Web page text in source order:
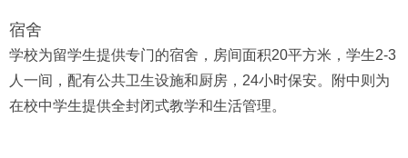
宿舍
学校为留学生提供专门的宿舍，房间面积20平方米，学生2-3
人一间，配有公共卫生设施和厨房，24小时保安。附中则为
在校中学生提供全封闭式教学和生活管理。